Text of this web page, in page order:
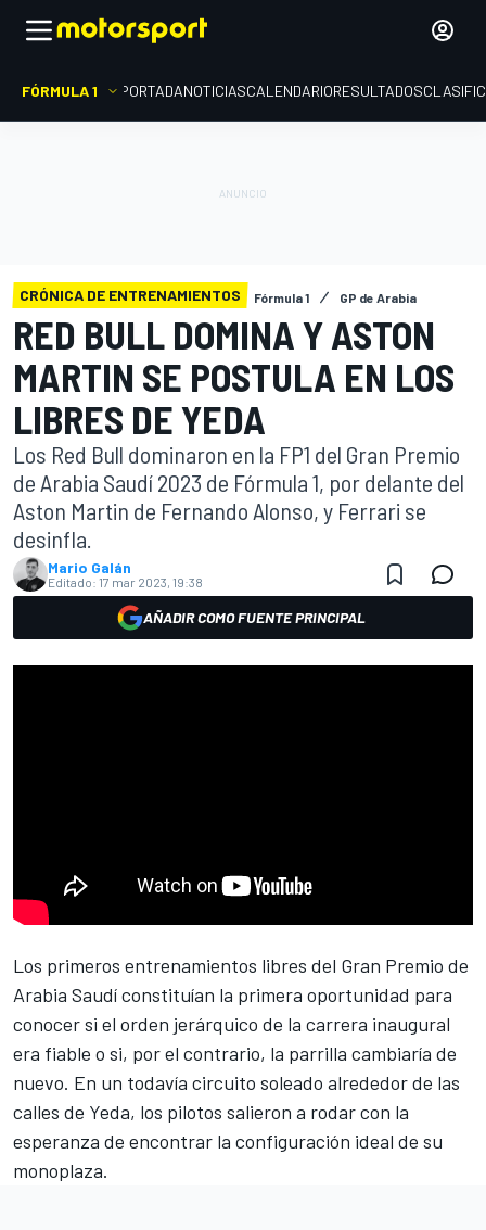
FÓRMULA 1 PORTADANOTICIASCALENDARIORESULTADOS
CRÓNICA DE ENTRENAMIENTOS Fórmula 1 GP de Arabia
RED BULL DOMINA Y ASTON
MARTIN SE POSTULA EN LOS
LIBRES DE YEDA
Los Red Bull dominaron en la FP1 del Gran Premio
de Arabia Saudí 2023 de Fórmula 1, por delante del
Aston Martin de Fernando Alonso, y Ferrari se
desinfla.
Mario Galán
Editado: 17 mar 2023, 19:38
AÑADIR COMO FUENTE PRINCIPAL
Los primeros entrenamientos libres del Gran Premio de
Arabia Saudíconstituían la primera oportunidad para
conocer si el orden jerárquico de la carrera inaugural
era fiable o si, por el contrario, la parrilla cambiaría de
nuevo. En un todavía circuito soleado alrededor de las
calles de Yeda, los pilotos salieron a rodar con la
esperanza de encontrar la configuración ideal de su
monoplaza.